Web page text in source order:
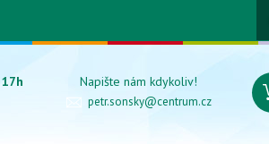
Napište nám kdykoliv!
petr.sonsky@centrum.cz